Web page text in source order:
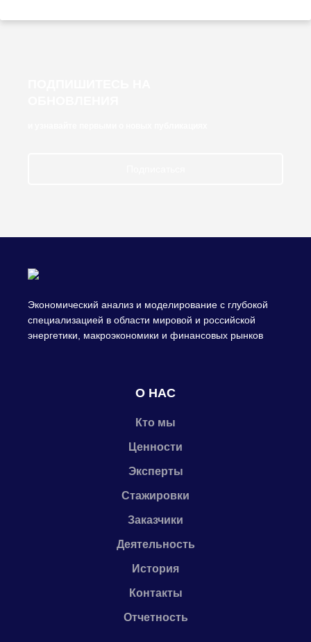
Экономический анализ и моделирование с глубокой
специализацией в области мировой и российской
энергетики, макроэкономики и финансовых рынков
О НАС
Кто мы
Ценности
Эксперты
Стажировки
Заказчики
Деятельность
История
Контакты
Отчетность